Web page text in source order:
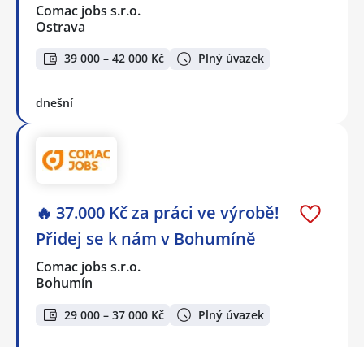
Comac jobs s.r.o.
Ostrava
39 000 – 42 000 Kč Plný úvazek
dnešní
🔥 37.000 Kč za práci ve výrobě!
Přidej se k nám v Bohumíně
Comac jobs s.r.o.
Bohumín
29 000 – 37 000 Kč Plný úvazek